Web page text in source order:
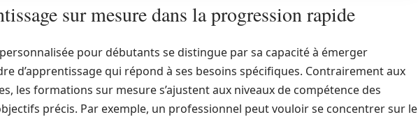
sur mesure dans la progression rapide
pour débutants se distingue par sa capacité à émerger
d’apprentissage qui répond à ses besoins spécifiques. Contrairement aux
les formations sur mesure s’ajustent aux niveaux de compétence des
précis. Par exemple, un professionnel peut vouloir se concentrer sur le